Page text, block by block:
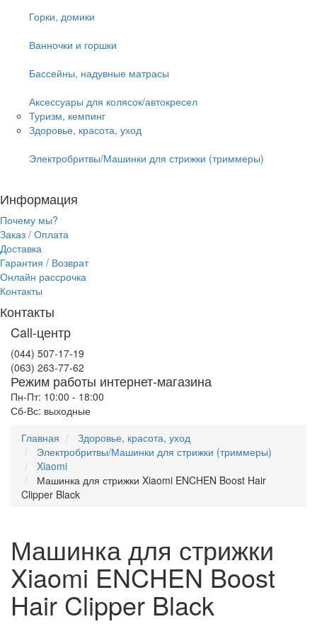
Горки, домики
Ванночки и горшки
Бассейны, надувные матрасы
Аксессуары для колясок/автокресел
Туризм, кемпинг
Здоровье, красота, уход
Электробритвы/Машинки для стрижки (триммеры)
Информация
Почему мы?
Заказ / Оплата
Доставка
Гарантия / Возврат
Онлайн рассрочка
Контакты
Контакты
Call-центр
(044) 507-17-19
(063) 263-77-62
Режим работы интернет-магазина
Пн-Пт: 10:00 - 18:00
Сб-Вс: выходные
Главная
Здоровье, красота, уход
Электробритвы/Машинки для стрижки (триммеры)
Xiaomi
Машинка для стрижки Xiaomi ENCHEN Boost Hair
Clipper Black
Машинка для стрижки
Xiaomi ENCHEN Boost
Hair Clipper Black